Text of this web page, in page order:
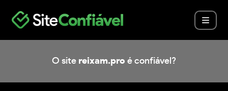
O site reixam.pro é confiável?